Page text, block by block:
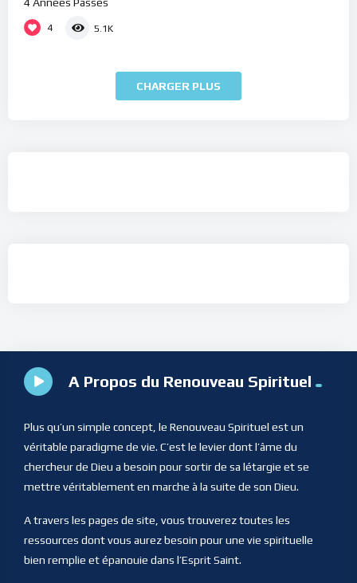
4 5.1K
CHARGER PLUS
A Propos du Renouveau Spirituel
Plus qu’un simple concept, le Renouveau Spirituel est un
véritable paradigme de vie. C’est le levier dont l’âme du
chercheur de Dieu a besoin pour sortir de sa létargie et se
mettre véritablement en marche à la suite de son Dieu.
A travers les pages de site, vous trouverez toutes les
ressources dont vous aurez besoin pour une vie spirituelle
bien remplie et épanouie dans l’Esprit Saint.